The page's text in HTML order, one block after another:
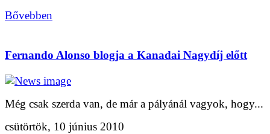
Bővebben
Fernando Alonso blogja a Kanadai Nagydíj előtt
Még csak szerda van, de már a pályánál vagyok, hogy...
csütörtök, 10 június 2010